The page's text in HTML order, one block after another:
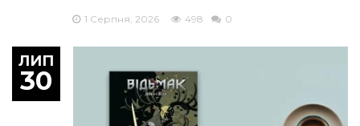
1 Серпня, 2026 498 0
ЛИП
30